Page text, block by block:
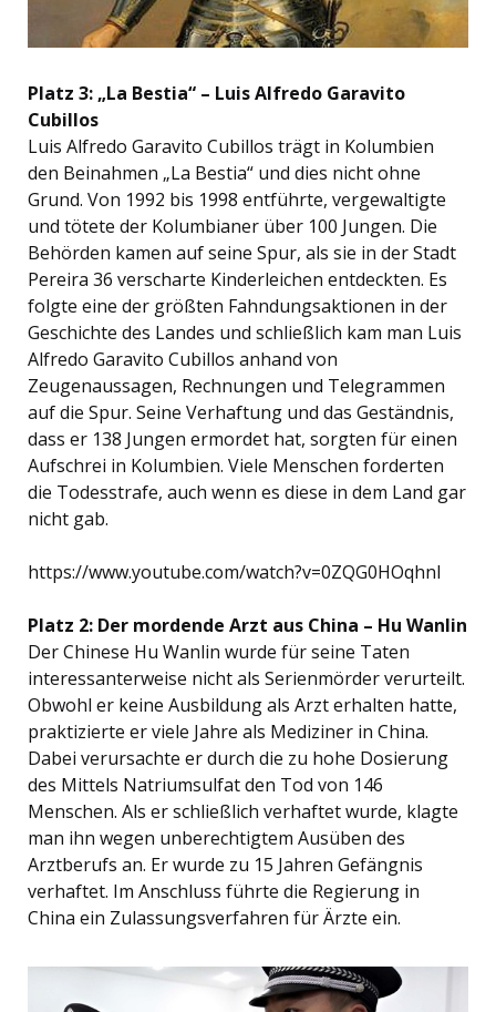
Platz 3: „La Bestia“ – Luis Alfredo Garavito
Cubillos
Luis Alfredo Garavito Cubillos trägt in Kolumbien
den Beinahmen „La Bestia“ und dies nicht ohne
Grund. Von 1992 bis 1998 entführte, vergewaltigte
und tötete der Kolumbianer über 100 Jungen. Die
Behörden kamen auf seine Spur, als sie in der Stadt
Pereira 36 verscharte Kinderleichen entdeckten. Es
folgte eine der größten Fahndungsaktionen in der
Geschichte des Landes und schließlich kam man Luis
Alfredo Garavito Cubillos anhand von
Zeugenaussagen, Rechnungen und Telegrammen
auf die Spur. Seine Verhaftung und das Geständnis,
dass er 138 Jungen ermordet hat, sorgten für einen
Aufschrei in Kolumbien. Viele Menschen forderten
die Todesstrafe, auch wenn es diese in dem Land gar
nicht gab.
https://www.youtube.com/watch?v=0ZQG0HOqhnI
Platz 2: Der mordende Arzt aus China – Hu Wanlin
Der Chinese Hu Wanlin wurde für seine Taten
interessanterweise nicht als Serienmörder verurteilt.
Obwohl er keine Ausbildung als Arzt erhalten hatte,
praktizierte er viele Jahre als Mediziner in China.
Dabei verursachte er durch die zu hohe Dosierung
des Mittels Natriumsulfat den Tod von 146
Menschen. Als er schließlich verhaftet wurde, klagte
man ihn wegen unberechtigtem Ausüben des
Arztberufs an. Er wurde zu 15 Jahren Gefängnis
verhaftet. Im Anschluss führte die Regierung in
China ein Zulassungsverfahren für Ärzte ein.